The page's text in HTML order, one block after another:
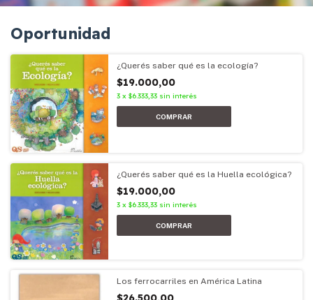
Oportunidad
¿Querés saber qué es la ecología?
$19.000,00
3 x $6.333,33 sin interés
¿Querés saber qué es la Huella ecológica?
$19.000,00
3 x $6.333,33 sin interés
Los ferrocarriles en América Latina